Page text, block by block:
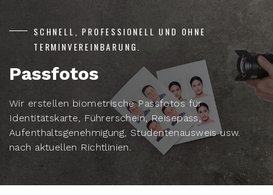
SCHNELL, PROFESSIONELL UND OHNE
TERMINVEREINBARUNG.
Passfotos
Wir erstellen biometrische Passfotos für
Identitätskarte, Führerschein, Reisepass,
Aufenthaltsgenehmigung, Studentenausweis usw.
nach aktuellen Richtlinien.